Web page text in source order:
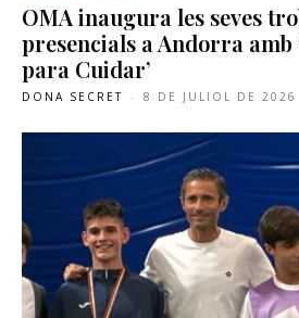
OMA inaugura les seves
presencials a Andorra amb
para Cuidar’
DONA SECRET - 8 DE JULIOL DE 2026